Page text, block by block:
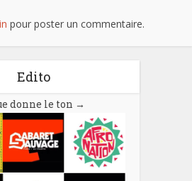
pour poster un commentaire.
Edito
donne le ton →